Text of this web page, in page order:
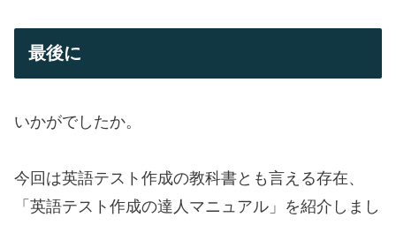
最後に
いかがでしたか。
今回は英語テスト作成の教科書とも言える存在、
「英語テスト作成の達人マニュアル」を紹介しまし